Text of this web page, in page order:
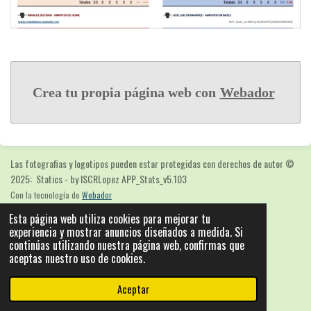
Esta página web utiliza cookies para mejorar tu
experiencia y mostrar anuncios diseñados a medida. Si
continúas utilizando nuestra página web, confirmas que
aceptas nuestro uso de cookies.
Aceptar
Crea tu propia página web con Webador
Las fotografias y logotipos pueden estar protegidas con derechos de autor©
2025: Statics - by ISCRLopez APP_Stats_v5.103
Con la tecnología de Webador